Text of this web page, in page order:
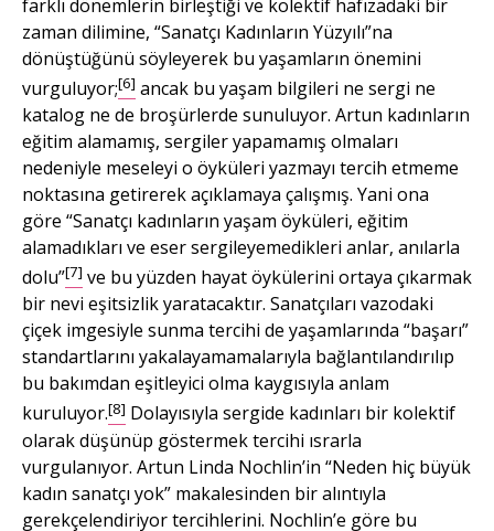
farklı dönemlerin birleştiği ve kolektif hafızadaki bir
zaman dilimine, “Sanatçı Kadınların Yüzyılı”na
dönüştüğünü söyleyerek bu yaşamların önemini
vurguluyor;[6] ancak bu yaşam bilgileri ne sergi ne
katalog ne de broşürlerde sunuluyor. Artun kadınların
eğitim alamamış, sergiler yapamamış olmaları
nedeniyle meseleyi o öyküleri yazmayı tercih etmeme
noktasına getirerek açıklamaya çalışmış. Yani ona
göre “Sanatçı kadınların yaşam öyküleri, eğitim
alamadıkları ve eser sergileyemedikleri anlar, anılarla
dolu”[7] ve bu yüzden hayat öykülerini ortaya çıkarmak
bir nevi eşitsizlik yaratacaktır. Sanatçıları vazodaki
çiçek imgesiyle sunma tercihi de yaşamlarında “başarı”
standartlarını yakalayamamalarıyla bağlantılandırılıp
bu bakımdan eşitleyici olma kaygısıyla anlam
kuruluyor.[8] Dolayısıyla sergide kadınları bir kolektif
olarak düşünüp göstermek tercihi ısrarla
vurgulanıyor. Artun Linda Nochlin’in “Neden hiç büyük
kadın sanatçı yok” makalesinden bir alıntıyla
gerekçelendiriyor tercihlerini. Nochlin’e göre bu